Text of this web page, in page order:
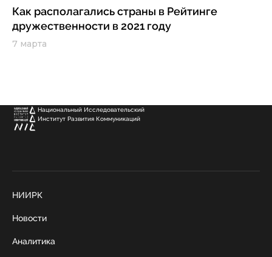
Как располагались страны в Рейтинге
дружественности в 2021 году
7 марта
Национальный Исследовательский
Институт Развития Коммуникаций
НИИРК
Новости
Аналитика